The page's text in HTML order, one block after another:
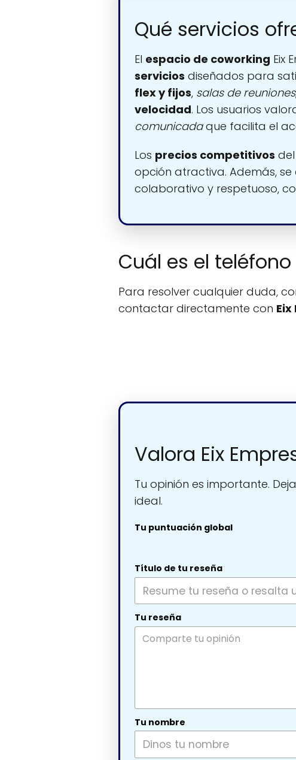
Qué servicios
El espacio de coworking Eix
servicios diseñados para
flex y fijos, salas de reuniones
velocidad. Los usuarios
comunicadaque facilita el
Los precios competitivos del
opción atractiva. Además, se
colaborativo y respetuoso,
Cuál es el
Para resolver cualquier duda,
contactar directamente con
Valora Eix
Tu opinión es importante.
ideal.
Tu puntuación global
Título de tu reseña
Tu reseña
Tu nombre